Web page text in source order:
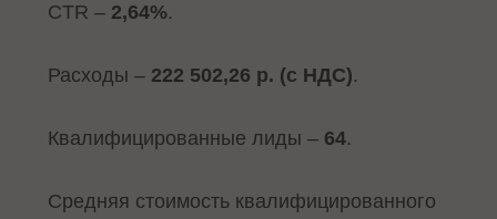
CTR – 2,64%.
Расходы – 222 502,26 р. (с НДС).
Квалифицированные лиды – 64.
Средняя стоимость квалифицированного